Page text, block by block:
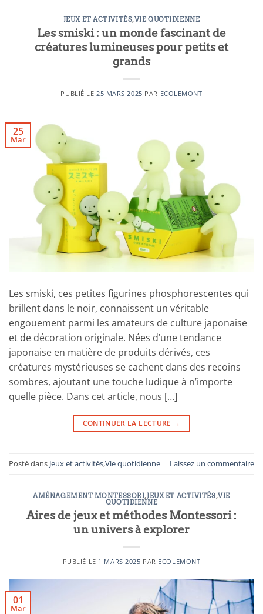
JEUX ET ACTIVITÉS,VIE QUOTIDIENNE
Les smiski : un monde fascinant de
créatures lumineuses pour petits et
grands
PUBLIÉ LE 25 MARS 2025 PAR ECOLEMONT
25
Mar
Les smiski, ces petites figurines phosphorescentes qui
brillent dans le noir, connaissent un véritable
engouement parmi les amateurs de culture japonaise
et de décoration originale. Nées d’une tendance
japonaise en matière de produits dérivés, ces
créatures mystérieuses se cachent dans des recoins
sombres, ajoutant une touche ludique à n’importe
quelle pièce. Dans cet article, nous […]
CONTINUER LA LECTURE →
Posté dans Jeux et activités,Vie quotidienne Laissez un commentaire
AMÉNAGEMENT MONTESSORI,JEUX ET ACTIVITÉS,VIE
QUOTIDIENNE
Aires de jeux et méthodes Montessori :
un univers à explorer
PUBLIÉ LE 1 MARS 2025 PAR ECOLEMONT
01
Mar